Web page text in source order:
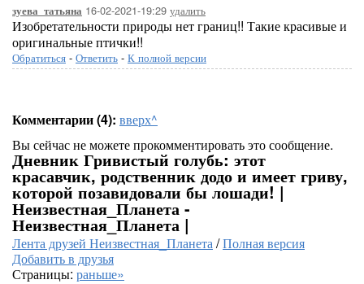
зуева_татьяна 16-02-2021-19:29 удалить
Изобретательности природы нет границ!! Такие красивые и
оригинальные птички!!
Обратиться - Ответить - К полной версии
Комментарии (4): вверх^
Вы сейчас не можете прокомментировать это сообщение.
Дневник Гривистый голубь: этот
красавчик, родственник додо и имеет гриву,
которой позавидовали бы лошади! |
Неизвестная_Планета -
Неизвестная_Планета |
Лента друзей Неизвестная_Планета/Полная версия
Добавить в друзья
Страницы: раньше»